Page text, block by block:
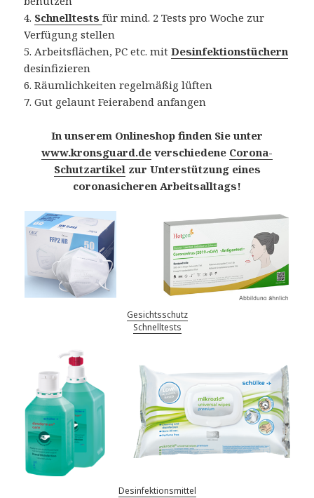
4. Schnelltests für mind. 2 Tests pro Woche zur
Verfügung stellen
5. Arbeitsflächen, PC etc. mitDesinfektionstüchern
desinfizieren
6. Räumlichkeiten regelmäßig lüften
7. Gut gelaunt Feierabend anfangen
In unserem Onlineshop finden Sie unter
www.kronsguard.de verschiedene Corona-
Schutzartikelzur Unterstützung eines
coronasicheren Arbeitsalltags!
Gesichtsschutz
Schnelltests
Desinfektionsmittel